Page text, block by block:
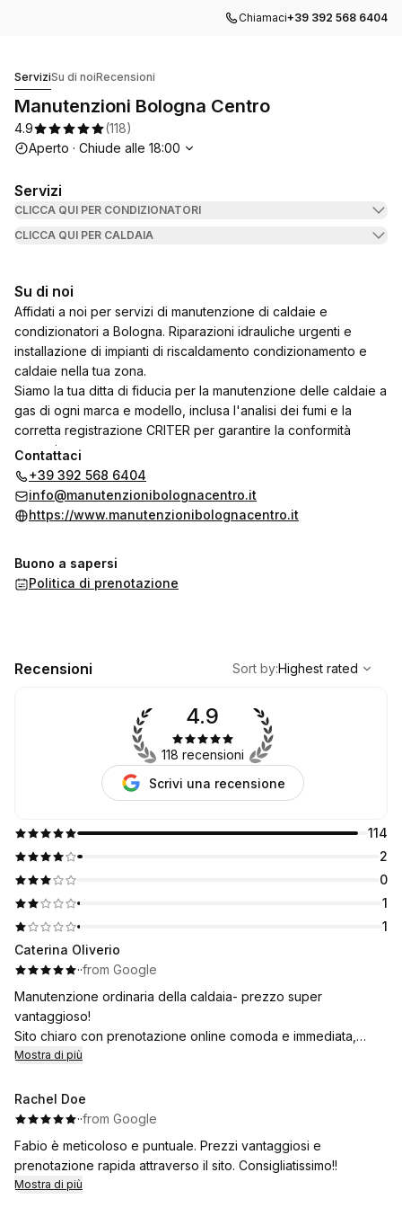
Chiamaci+39 392 568 6404
ServiziSu di noiRecensioni
Manutenzioni Bologna Centro
4.9 (118)
Orari di apertura
Aperto · Chiude alle 18:00
Servizi
CLICCA QUI PER CONDIZIONATORI
CLICCA QUI PER CALDAIA
Su di noi
Affidati a noi per servizi di manutenzione di caldaie e
condizionatori a Bologna. Riparazioni idrauliche urgenti e
installazione di impianti di riscaldamento condizionamento e
caldaie nella tua zona.
Siamo la tua ditta di fiducia per la manutenzione delle caldaie a
gas di ogni marca e modello, inclusa l'analisi dei fumi e la
corretta registrazione CRITER per garantire la conformità
normativa.
Effettuiamo verifiche, riparazioni e installazioni di impianto di
condizionamento.
Specializzati anche in riparazioni idrauliche a Bologna Centro,
Contattaci
+39 392 568 6404
info@manutenzionibolognacentro.it
https://www.manutenzionibolognacentro.it
Buono a sapersi
Politica di prenotazione
Recensioni
Highest rated
Sort by:Highest rated
114
2
0
1
1
4.9
118 recensioni
Scrivi una recensione
Caterina Oliverio
··from Google
Manutenzione ordinaria della caldaia- prezzo super
vantaggioso!
Sito chiaro con prenotazione online comoda e immediata,
diverse mail di promemoria che ti avvisano quando l'operatore
Stra consiglio!
Mostra di più
Rachel Doe
··from Google
Fabio è meticoloso e puntuale. Prezzi vantaggiosi e
prenotazione rapida attraverso il sito. Consigliatissimo!!
Mostra di più